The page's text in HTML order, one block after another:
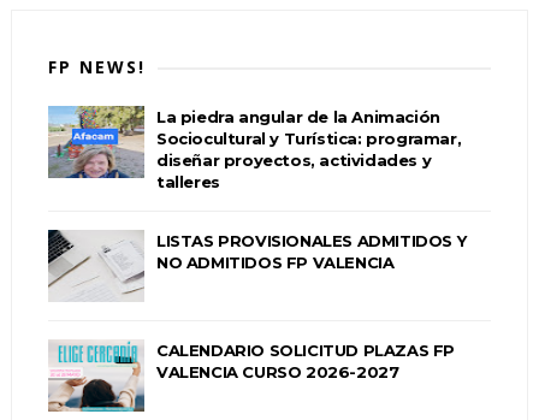
FP NEWS!
La piedra angular de la Animación
Sociocultural y Turística: programar,
diseñar proyectos, actividades y
talleres
LISTAS PROVISIONALES ADMITIDOS Y
NO ADMITIDOS FP VALENCIA
CALENDARIO SOLICITUD PLAZAS FP
VALENCIA CURSO 2026-2027